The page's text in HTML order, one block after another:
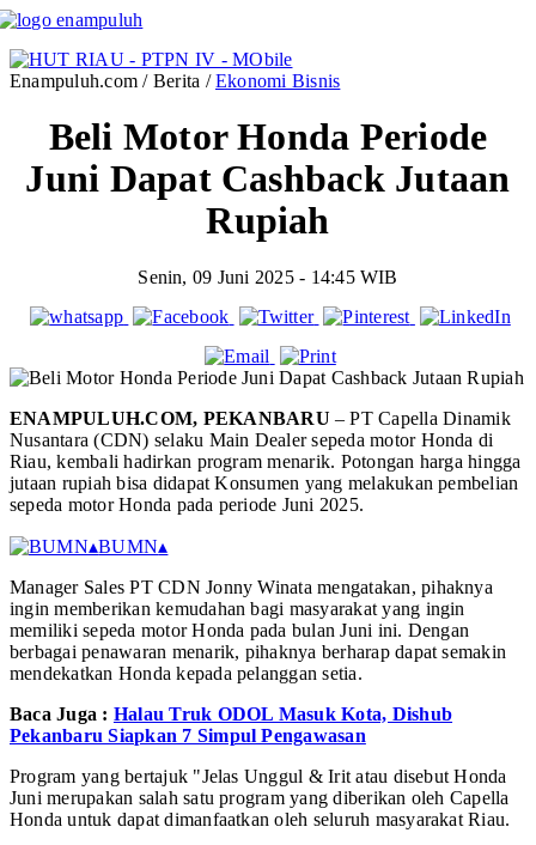
Enampuluh.com / Berita /Ekonomi Bisnis
Beli Motor Honda Periode
Juni Dapat Cashback Jutaan
Rupiah
Senin, 09 Juni 2025 - 14:45 WIB
ENAMPULUH.COM, PEKANBARU – PT Capella Dinamik
Nusantara (CDN) selaku Main Dealer sepeda motor Honda di
Riau, kembali hadirkan program menarik. Potongan harga hingga
jutaan rupiah bisa didapat Konsumen yang melakukan pembelian
sepeda motor Honda pada periode Juni 2025.
▴BUMN▴
Manager Sales PT CDN Jonny Winata mengatakan, pihaknya
ingin memberikan kemudahan bagi masyarakat yang ingin
memiliki sepeda motor Honda pada bulan Juni ini. Dengan
berbagai penawaran menarik, pihaknya berharap dapat semakin
mendekatkan Honda kepada pelanggan setia.
Baca Juga : Halau Truk ODOL Masuk Kota, Dishub
Pekanbaru Siapkan 7 Simpul Pengawasan
Program yang bertajuk "Jelas Unggul & Irit atau disebut Honda
Juni merupakan salah satu program yang diberikan oleh Capella
Honda untuk dapat dimanfaatkan oleh seluruh masyarakat Riau.